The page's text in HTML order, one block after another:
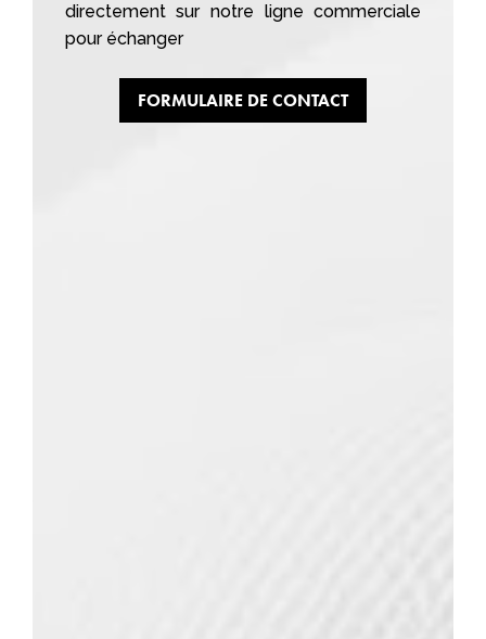
directement sur notre ligne commerciale
pour échanger
FORMULAIRE DE CONTACT